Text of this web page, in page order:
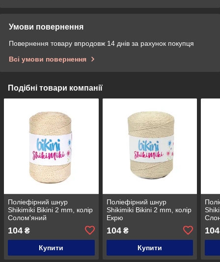
Умови повернення
Повернення товару впродовж 14 днів за рахунок покупця
Всі умови повернення
Подібні товари компанії
Поліефірний шнур
Shikimiki Bikini 2 mm, колір
Солом'яний
104 ₴
Купити
Поліефірний шнур
Shikimiki Bikini 2 mm, колір
Екрю
104₴
Купити
104